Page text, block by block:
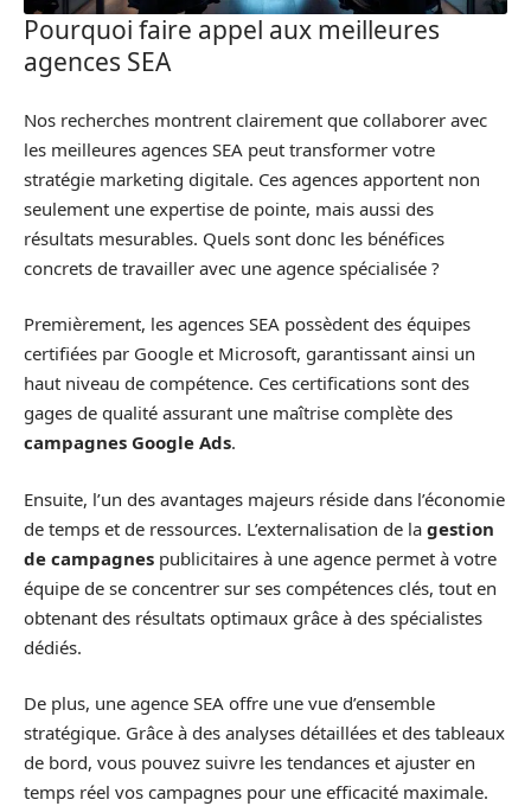
Pourquoi faire appel aux meilleures
agences SEA
Nos recherches montrent clairement que collaborer avec
les meilleures agences SEA peut transformer votre
stratégie marketing digitale. Ces agences apportent non
seulement une expertise de pointe, mais aussi des
résultats mesurables. Quels sont donc les bénéfices
concrets de travailler avec une agence spécialisée ?
Premièrement, les agences SEA possèdent des équipes
certifiées par Google et Microsoft, garantissant ainsi un
haut niveau de compétence. Ces certifications sont des
gages de qualité assurant une maîtrise complète des
campagnes Google Ads.
Ensuite, l’un des avantages majeurs réside dans l’économie
de temps et de ressources. L’externalisation de la gestion
de campagnes publicitaires à une agence permet à votre
équipe de se concentrer sur ses compétences clés, tout en
obtenant des résultats optimaux grâce à des spécialistes
dédiés.
De plus, une agence SEA offre une vue d’ensemble
stratégique. Grâce à des analyses détaillées et des tableaux
de bord, vous pouvez suivre les tendances et ajuster en
temps réel vos campagnes pour une efficacité maximale.